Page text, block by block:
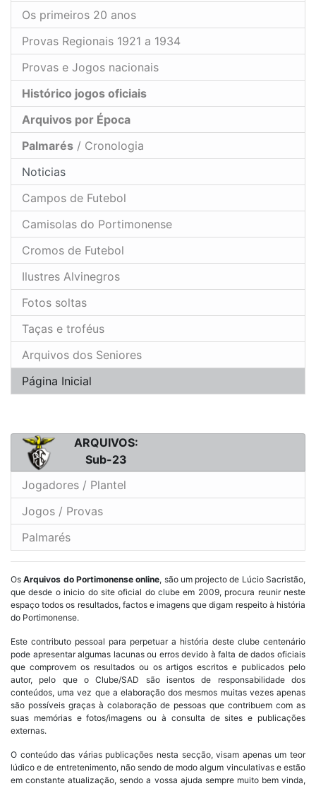
Os primeiros 20 anos
Provas Regionais 1921 a 1934
Provas e Jogos nacionais
Histórico jogos oficiais
Arquivos por Época
Palmarés / Cronologia
Noticias
Campos de Futebol
Camisolas do Portimonense
Cromos de Futebol
Ilustres Alvinegros
Fotos soltas
Taças e troféus
Arquivos dos Seniores
Página Inicial
ARQUIVOS:
Sub-23
Jogadores / Plantel
Jogos / Provas
Palmarés
OsArquivos do Portimonense online, são um projecto de Lúcio Sacristão,
que desde o inicio do site oficial do clube em 2009, procura reunir neste
espaço todos os resultados, factos e imagens que digam respeito à história
do Portimonense.
Este contributo pessoal para perpetuar a história deste clube centenário
pode apresentar algumas lacunas ou erros devido à falta de dados oficiais
que comprovem os resultados ou os artigos escritos e publicados pelo
autor, pelo que o Clube/SAD são isentos de responsabilidade dos
conteúdos, uma vez que a elaboração dos mesmos muitas vezes apenas
são possíveis graças à colaboração de pessoas que contribuem com as
suas memórias e fotos/imagens ou à consulta de sites e publicações
externas.
O conteúdo das várias publicações nesta secção, visam apenas um teor
lúdico e de entretenimento, não sendo de modo algum vinculativas e estão
em constante atualização, sendo a vossa ajuda sempre muito bem vinda,